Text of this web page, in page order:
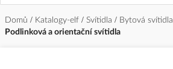
Domů Katalogy-elf Svítidla
Bytová svítidla
Podlinková a orientační svítidla